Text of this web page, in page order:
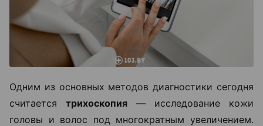
Одним из основных методов диагностики сегодня
считается трихоскопия — исследование кожи
головы и волос под многократным увеличением.